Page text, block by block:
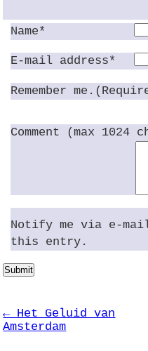
Name*
E-mail address*
Remember
Comment (max 1024
Notify me via e-
this entry.
Submit
← Het Geluid van
Amsterdam